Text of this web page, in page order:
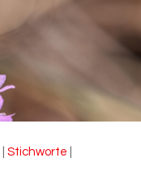
Stichworte